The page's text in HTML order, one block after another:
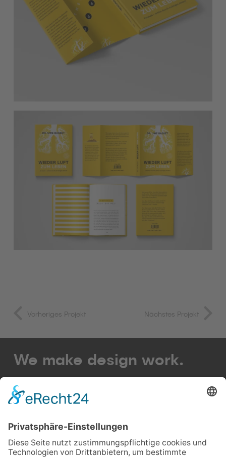
Vorheriges Projekt Nächstes Projekt
We make design work.
Strategische Gestaltung für den Erfolg von
Menschen & Marken – analog & digital.
Let’s talk business!